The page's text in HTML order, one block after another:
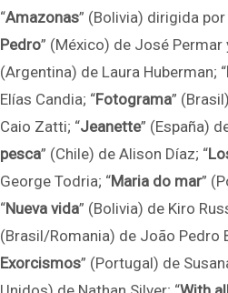
“Amazonas” (Bolivia) dirigida
Pedro” (México) de José Permar
(Argentina) de Laura Huberman; “
Elías Candia; “Fotograma”
Caio Zatti; “Jeanette” (España)
pesca” (Chile) de Alison Díaz; “
George Todria; “Maria do mar”
“Nueva vida” (Bolivia) de Kiro
(Brasil/Romania) de João Pedro
Exorcismos” (Portugal) de